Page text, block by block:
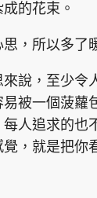
的花束。
，所以多了
說，至少令
被一個菠蘿
人追求的也
，就是把你